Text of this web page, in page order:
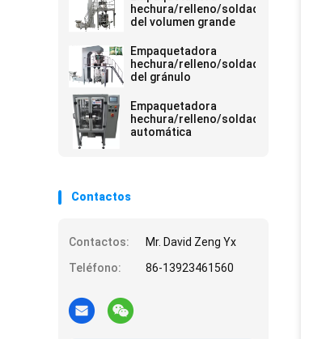
hechura/relleno/soldadura
del volumen grande
Empaquetadora
hechura/relleno/soldadura
del gránulo
Empaquetadora
hechura/relleno/soldadura
automática
Contactos
Contactos:
Mr. David Zeng Yx
Teléfono:
86-13923461560